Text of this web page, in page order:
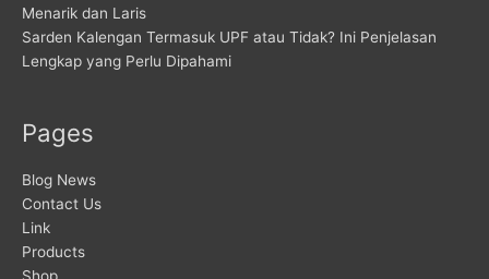
Menarik dan Laris
Sarden Kalengan Termasuk UPF atau Tidak? Ini Penjelasan
Lengkap yang Perlu Dipahami
Pages
Blog News
Contact Us
Link
Products
Shop